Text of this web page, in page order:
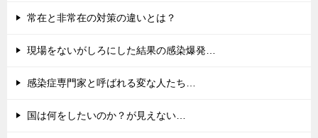
常在と非常在の対策の違いとは？
現場をないがしろにした結果の感染爆発…
感染症専門家と呼ばれる変な人たち…
国は何をしたいのか？が見えない…